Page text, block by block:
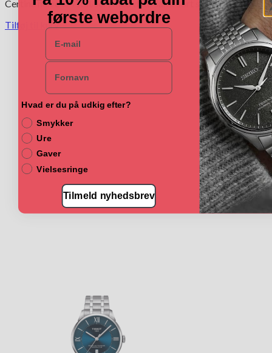
Certina herre ur i stål/sort med dato samt sort silikone rem
Tilføj til kurvførste webordre
E-mail
Navn
Hvad er du på udkig efter?
Smykker
Ure
Gaver
Vielsesringe
Tilmeld nyhedsbrev